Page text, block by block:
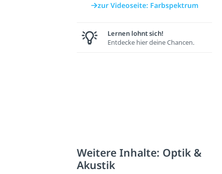
zur Videoseite: Farbspektrum
Lernen lohnt sich!
Entdecke hier deine Chancen.
Weitere Inhalte: Optik &
Akustik